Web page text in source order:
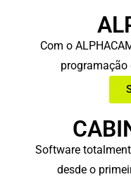
Com o
programação
Software
desde o